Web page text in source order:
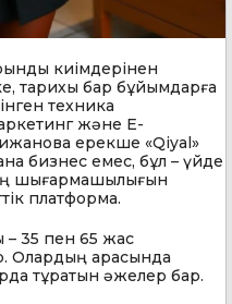
киімдерінен
тарихы бар бұйымдарға
техника
және E-
ерекше «Qiyal»
бизнес емес, бұл – үйде
шығармашылығын
платформа.
– 35 пен 65 жас
Олардың арасында
тұратын әжелер бар.